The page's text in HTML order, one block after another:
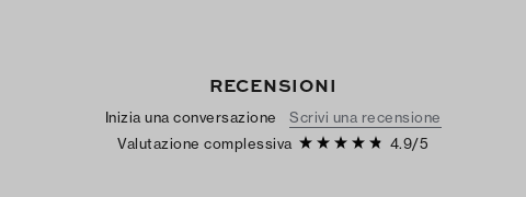
RECENSIONI
Inizia una conversazione
Scrivi una recensione
Valutazione complessiva
4.9/5